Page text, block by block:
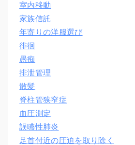
室内移動
家族信託
年寄りの洋服選び
徘徊
愚痴
排泄管理
散髪
脊柱管狭窄症
血圧測定
誤嚥性肺炎
足首付近の圧迫を取り除く